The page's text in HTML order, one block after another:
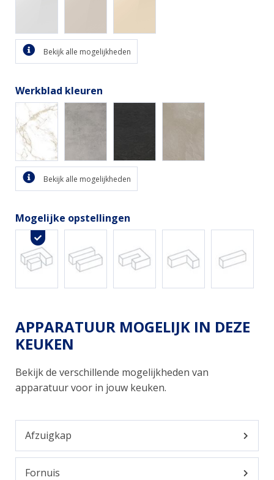
Bekijk alle mogelijkheden
Werkblad kleuren
Bekijk alle mogelijkheden
Mogelijke opstellingen
APPARATUUR MOGELIJK IN DEZE
KEUKEN
Bekijk de verschillende mogelijkheden van
apparatuur voor in jouw keuken.
Afzuigkap
Fornuis